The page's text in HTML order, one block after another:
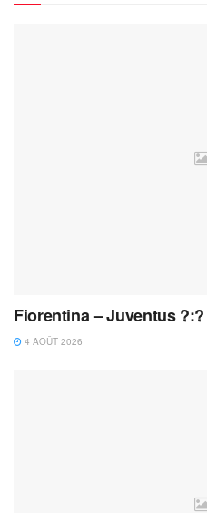
Fiorentina – Juventus ?:?
4 AOÛT 2026